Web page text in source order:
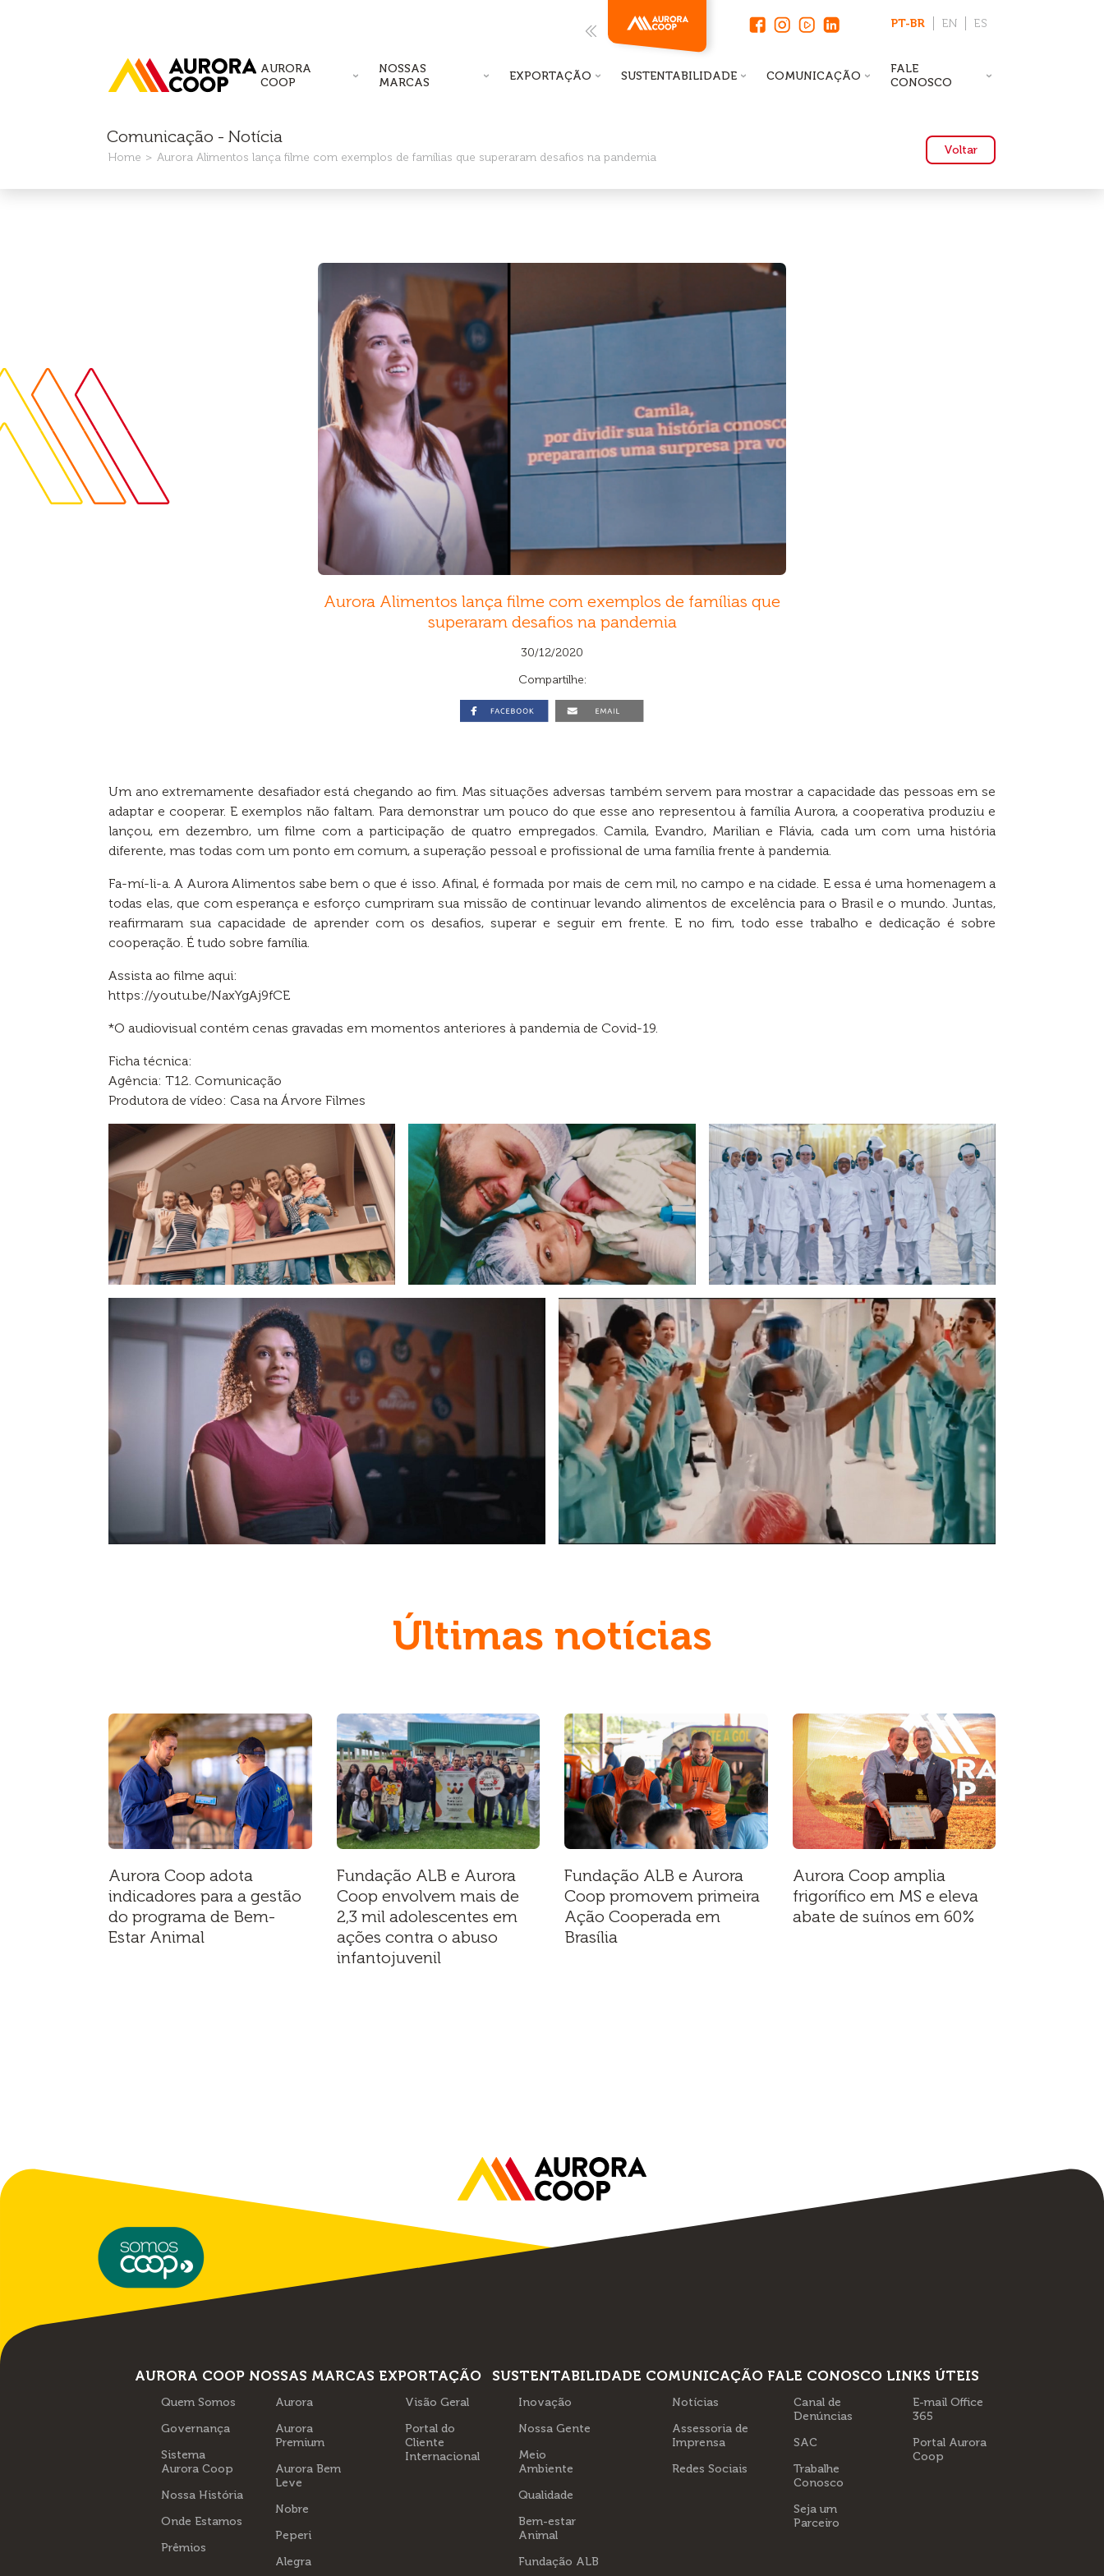
PT-BR EN ES
AURORA
COOP
NOSSAS
MARCAS
EXPORTAÇÃO SUSTENTABILIDADE COMUNICAÇÃO
FALE
CONOSCO
Comunicação - Notícia
Home Aurora Alimentos lança filme com exemplos de famílias que superaram desafios na pandemia
Voltar
Aurora Alimentos lança filme com exemplos de famílias que
superaram desafios na pandemia
30/12/2020
Compartilhe:
Um ano extremamente desafiador está chegando ao fim. Mas situações adversas também servem para mostrar a capacidade das pessoas em se
adaptar e cooperar. E exemplos não faltam. Para demonstrar um pouco do que esse ano representou à família Aurora, a cooperativa produziu e
lançou, em dezembro, um filme com a participação de quatro empregados. Camila, Evandro, Marilian e Flávia, cada um com uma história
diferente, mas todas com um ponto em comum, a superação pessoal e profissional de uma família frente à pandemia.
Fa-mí-li-a. A Aurora Alimentos sabe bem o que é isso. Afinal, é formada por mais de cem mil, no campo e na cidade. E essa é uma homenagem a
todas elas, que com esperança e esforço cumpriram sua missão de continuar levando alimentos de excelência para o Brasil e o mundo. Juntas,
reafirmaram sua capacidade de aprender com os desafios, superar e seguir em frente. E no fim, todo esse trabalho e dedicação é sobre
cooperação. É tudo sobre família.
Assista ao filme aqui:
https://youtu.be/NaxYgAj9fCE
*O audiovisual contém cenas gravadas em momentos anteriores à pandemia de Covid-19.
Ficha técnica:
Agência: T12. Comunicação
Produtora de vídeo: Casa na Árvore Filmes
Últimas notícias
Aurora Coop adota
indicadores para a gestão
do programa de Bem-
Estar Animal
Fundação ALB e Aurora
Coop envolvem mais de
2,3 mil adolescentes em
ações contra o abuso
infantojuvenil
Fundação ALB e Aurora
Coop promovem primeira
Ação Cooperada em
Brasília
Aurora Coop amplia
frigorífico em MS e eleva
abate de suínos em 60%
AURORA COOP
Quem Somos
Governança
Sistema
Aurora Coop
Nossa História
Onde Estamos
Prêmios
NOSSAS MARCAS
Aurora
Aurora
Premium
Aurora Bem
Leve
Nobre
Peperi
Alegra
EXPORTAÇÃO
Visão Geral
Portal do
Cliente
Internacional
SUSTENTABILIDADE
Inovação
Nossa Gente
Meio
Ambiente
Qualidade
Bem-estar
Animal
Fundação ALB
COMUNICAÇÃO
Notícias
Assessoria de
Imprensa
Redes Sociais
FALE CONOSCO
Canal de
Denúncias
SAC
Trabalhe
Conosco
Seja um
Parceiro
LINKS ÚTEIS
E-mail Office
365
Portal Aurora
Coop